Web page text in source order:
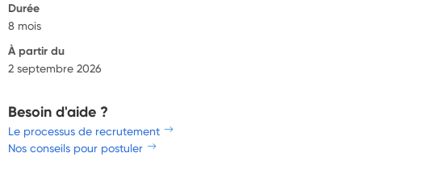
Durée
8 mois
À partir du
2 septembre 2026
Besoin d'aide ?
Le processus de recrutement
Nos conseils pour postuler